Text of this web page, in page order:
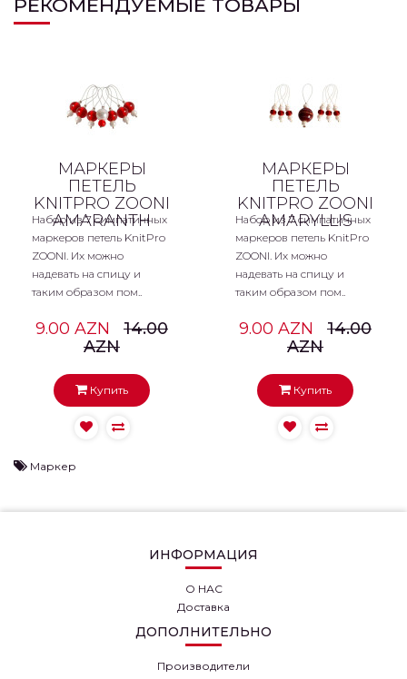
РЕКОМЕНДУЕМЫЕ ТОВАРЫ
МАРКЕРЫ
ПЕТЕЛЬ
KNITPRO ZOONI
AMARANTH
Набор из 7 симпатичных
маркеров петель KnitPro
ZOONI. Их можно
надевать на спицу и
таким образом пом..
9.00 AZN
14.00
AZN
Купить
МАРКЕРЫ
ПЕТЕЛЬ
KNITPRO ZOONI
AMARYLLIS
Набор из 7 симпатичных
маркеров петель KnitPro
ZOONI. Их можно
надевать на спицу и
таким образом пом..
9.00 AZN
14.00
AZN
Купить
KNITPRO ZOONI
TANGERINE
Набор из 7 симпатичных
маркеров петель KnitPro
KNITPRO ZOONI
Bluebell KnitPro - это
Маркер
ИНФОРМАЦИЯ
О НАС
Доставка
ДОПОЛНИТЕЛЬНО
Производители